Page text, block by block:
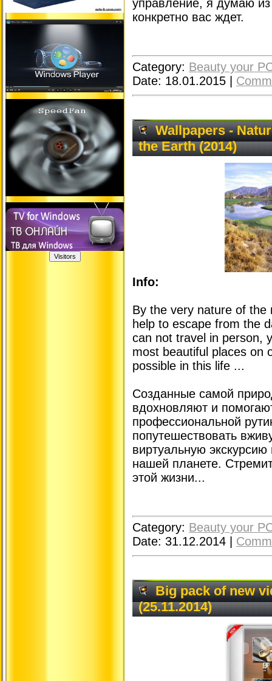
управление, я думаю
конкретно вас ждет.
Category: Beauty your
Date: 18.01.2015
Wallpapers -
the Earth (2014)
Info:
By the very nature of the
help to escape from the
can not travel in person,
most beautiful places on
possible in this life ...
Созданные самой
вдохновляют и
профессиональной
попутешествовать
виртуальную
нашей планете.
этой жизни...
Category: Beauty your
Date: 31.12.2014
Big pack of new
(25.11.2014)